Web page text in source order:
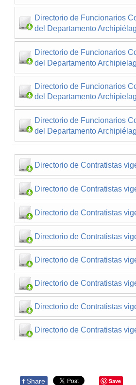
Directorio de Funcionarios
del Departamento
Directorio de Funcionarios
del Departamento
Directorio de Funcionarios
del Departamento
Directorio de Funcionarios
del Departamento
Directorio de Contratistas
Directorio de Contratistas
Directorio de Contratistas
Directorio de Contratistas
Directorio de Contratistas
Directorio de Contratistas
Directorio de Contratistas
Directorio de Contratistas
f Share Save